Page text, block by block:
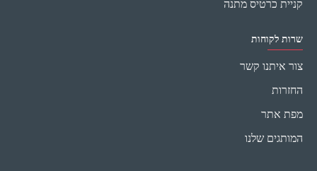
קניית כרטיס מתנה
שרות לקוחות
צור איתנו קשר
החזרות
מפת אתר
המותגים שלנו